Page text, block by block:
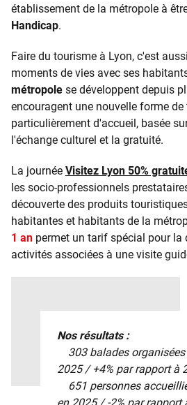
établissement de la métropole à
Handicap.
Faire du tourisme à Lyon, c'est
moments de vies avec ses
métropole se développent depuis
encouragent une nouvelle forme
particulièrement d'accueil, basée
l'échange culturel et la gratuité.
La journée Visitez Lyon 50%
les socio-professionnels
découverte des produits
habitantes et habitants de la
1 an permet un tarif spécial pour la
activités associées à une visite
Nos résultats :
303 balades organisées
2025 / +4% par rapport à
651 personnes